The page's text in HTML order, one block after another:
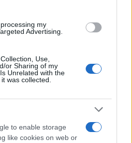
my
Advertising.
Use,
or Sharing of my
Unrelated with the
was collected.
to enable storage
like cookies on web or
Azért tartóztatták
évek elején, az első
fegyveres terrorista
amit a foglyok ne
és mindig van